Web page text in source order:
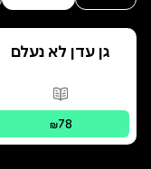
גן עדן לא נעלם
פורמטים
₪78